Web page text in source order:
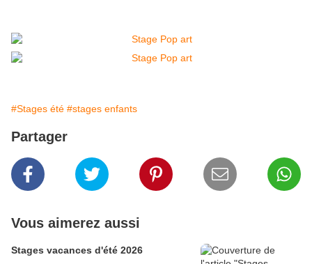
#Stages été #stages enfants
Partager
Vous aimerez aussi
Stages vacances d'été 2026